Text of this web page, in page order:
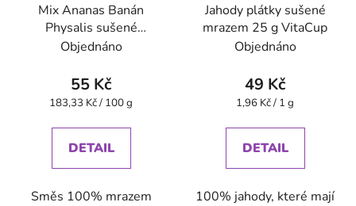
Mix Ananas Banán
Physalis sušené
mrazem 30 g VitaCup
Objednáno
55 Kč
Měrná
183,33 Kč / 100 g
DETAIL
Směs 100% mrazem
Jahody plátky sušené
mrazem 25 g VitaCup
Objednáno
49 Kč
Měrná
1,96 Kč / 1 g
DETAIL
100% jahody, které mají